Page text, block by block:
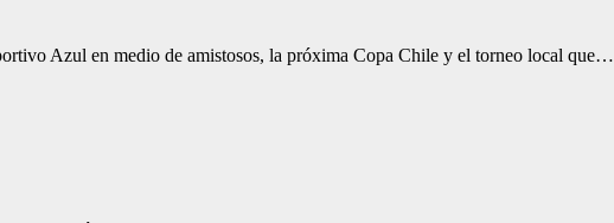
Azul en medio de amistosos, la próxima Copa Chile y el torneo local que…